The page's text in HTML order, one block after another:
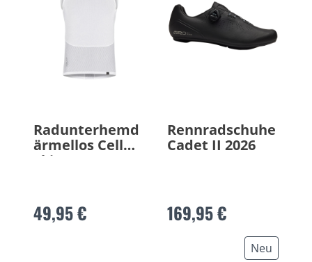
Radunterhemd
ärmellos Cell
Skin
49,95 €
Rennradschuhe
Cadet II 2026
169,95 €
Neu